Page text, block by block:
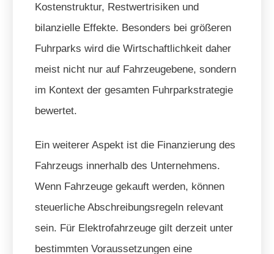
Kostenstruktur, Restwertrisiken und
bilanzielle Effekte. Besonders bei größeren
Fuhrparks wird die Wirtschaftlichkeit daher
meist nicht nur auf Fahrzeugebene, sondern
im Kontext der gesamten Fuhrparkstrategie
bewertet.
Ein weiterer Aspekt ist die Finanzierung des
Fahrzeugs innerhalb des Unternehmens.
Wenn Fahrzeuge gekauft werden, können
steuerliche Abschreibungsregeln relevant
sein. Für Elektrofahrzeuge gilt derzeit unter
bestimmten Voraussetzungen eine